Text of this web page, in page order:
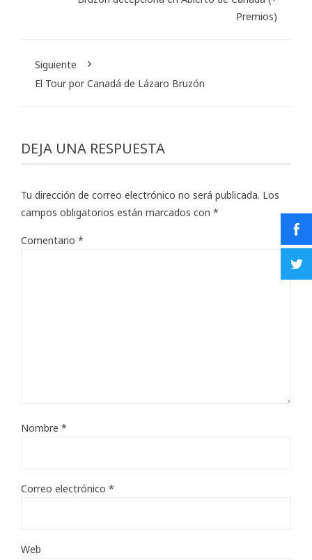
Premios)
Siguiente
El Tour por Canadá de Lázaro Bruzón
DEJA UNA RESPUESTA
Tu dirección de correo electrónico no será publicada. Los
campos obligatorios están marcados con *
Comentario *
Nombre *
Correo electrónico *
Web